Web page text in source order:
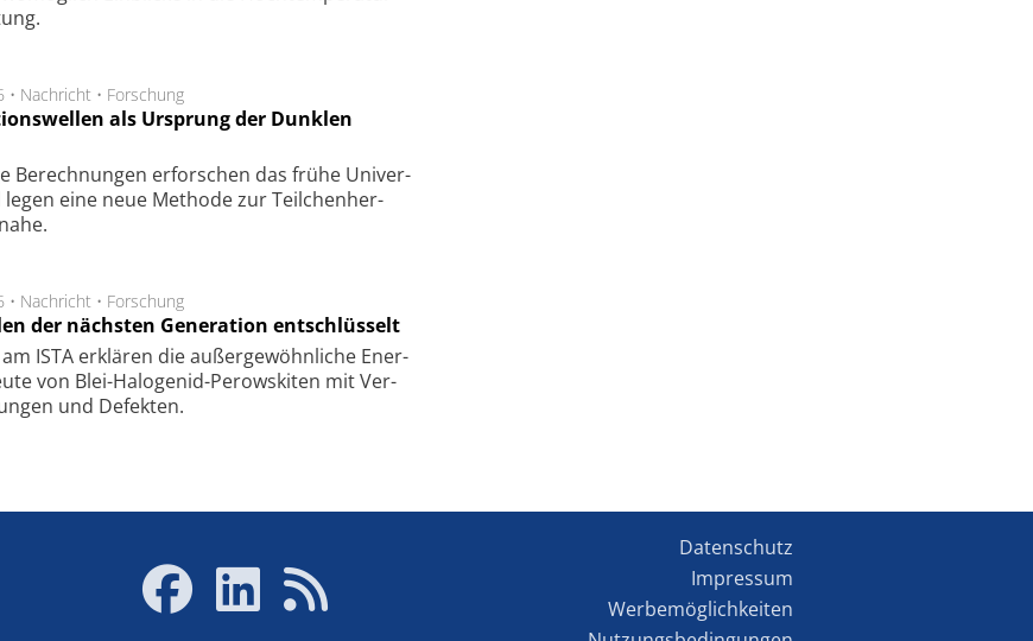
• Nachricht • Forschung
als Ursprung der Dunklen
Be­rech­nung­en er­for­schen das frü­he Uni­ver­
eine neue Me­tho­de zur Teil­chen­her­
• Nachricht • Forschung
der nächsten Generation entschlüsselt
ISTA er­klä­ren die außer­ge­wöhn­li­che Ener­
von Blei-Halo­ge­nid-Perows­ki­ten mit Ver­
und De­fek­ten.
Datenschutz
Impressum
Werbemöglichkeiten